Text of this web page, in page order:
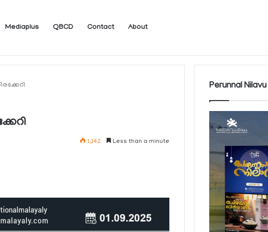
Mediaplus QBCD Contact About
1,142 Less than a minute
Perunnal